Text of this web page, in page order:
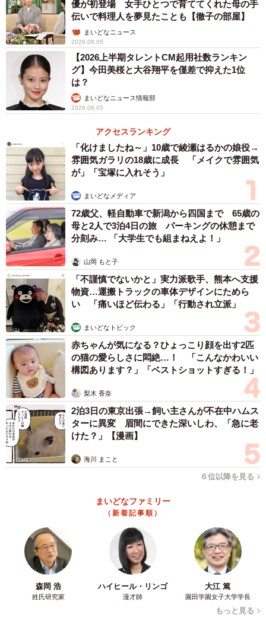
えたい夢」には、徹子さんも驚きを隠せませんでした。
優が初登場 女手ひとつで育ててくれた母の手
伝いで料理人を夢見たことも【徹子の部屋】
まいどなニュース
2026.08.05
【2026上半期タレントCM起用社数ランキン
グ】今田美桜と大谷翔平を僅差で抑えた1位
は？
まいどなニュース情報部
2026.08.05
アクセスランキング
「化けましたね～」10歳で綾瀬はるかの娘役→
雰囲気ガラリの18歳に成長 「メイクで雰囲気
が」「宝塚に入れそう」
まいどなメディア
72歳父、軽自動車で新潟から四国まで 65歳の
母と2人で3泊4日の旅 パーキングの休憩まで
分刻み… 「大学生でも組まねえよ！」
山岡 もと子
「不謹慎でないかと」実力派歌手、熊本へ支援
物資…運搬トラックの車体デザインにためら
い 「痛いほど伝わる」「行動され立派」
まいどなトピック
赤ちゃんが気になる？ひょっこり顔を出す2匹
の猫の愛らしさに悶絶…！ 「こんなかわいい
構図あります？」「ベストショットすぎる！」
梨木 香奈
2泊3日の東京出張→飼い主さんが不在中ハムス
ターに異変 眉間にできた深いしわ、「急に老
けた？」【漫画】
海川 まこと
６位以降を見る
まいどなファミリー
（新着記事順）
森岡 浩
姓氏研究家
ハイヒール・リンゴ
漫才師
大江 篤
園田学園女子大学学長
もっと見る